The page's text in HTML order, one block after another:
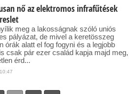
nő az elektromos infrafűtések
meg a lakosságnak szóló uniós
pályázat, de mivel a keretösszeg
órák alatt el fog fogyni és a legjobb
csak pár ezer család kapja majd meg,
érd...